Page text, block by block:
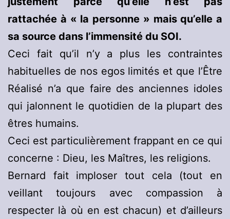
rattachée à « la personne » mais qu’elle a
sa source dans l’immensité du SOI.
Ceci fait qu’il n’y a plus les contraintes
habituelles de nos egos limités et que l’Être
Réalisé n’a que faire des anciennes idoles
qui jalonnent le quotidien de la plupart des
êtres humains.
Ceci est particulièrement frappant en ce qui
concerne : Dieu, les Maîtres, les religions.
Bernard fait imploser tout cela (tout en
veillant toujours avec compassion à
respecter là où en est chacun) et d’ailleurs